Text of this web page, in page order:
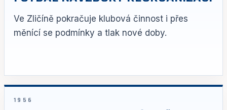
Ve Zličíně pokračuje klubová činnost i přes
měnící se podmínky a tlak nové doby.
1956